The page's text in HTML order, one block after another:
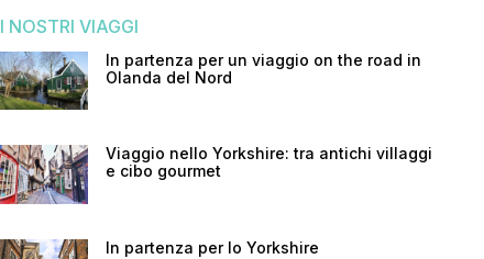
I NOSTRI VIAGGI
In partenza per un viaggio on the road in
Olanda del Nord
Viaggio nello Yorkshire: tra antichi villaggi
e cibo gourmet
In partenza per lo Yorkshire